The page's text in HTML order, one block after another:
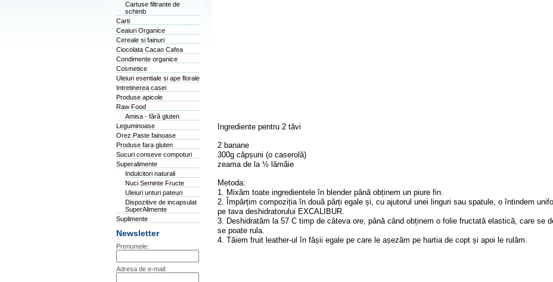
Cartuse filtrante de
schimb
Carti
Ceaiuri Organice
Cereale si fainuri
Ciocolata Cacao Cafea
Condimente organice
Cosmetice
Uleiuri esentiale si ape florale
Intretinerea casei
Produse apicole
Raw Food
Amisa - fără gluten
Leguminoase
Orez Paste fainoase
Produse fara gluten
Sucuri conseve compoturi
Superalimente
Indulcitori naturali
Nuci Seminte Fructe
Uleiuri unturi pateuri
Dispozitive de incapsulat
SuperAlimente
Suplimente
Newsletter
Prenumele:
Adresa de e-mail:
Ingrediente pentru 2 tăvi
2 banane
300g căpșuni (o caserolă)
zeama de la ½ lămâie
Metoda:
1. Mixăm toate ingredientele în blender până obținem un piure fin.
2. Împărțim compoziția în două părți egale și, cu ajutorul unei linguri sau spatule, o întindem
pe tava deshidratorului EXCALIBUR.
3. Deshidratăm la 57 C timp de câteva ore, până când obținem o folie fructată elastică, care se
se poate rula.
4. Tăiem fruit leather-ul în fâșii egale pe care le așezăm pe hartia de copt și apoi le rulăm.